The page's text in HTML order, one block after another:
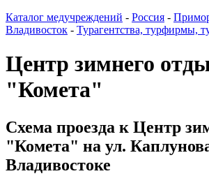
Каталог медучреждений - Россия -
Владивосток - Турагентства, турфирмы,
Центр зимнего
"Комета"
Схема проезда к Центр
"Комета" на ул.
Владивостоке